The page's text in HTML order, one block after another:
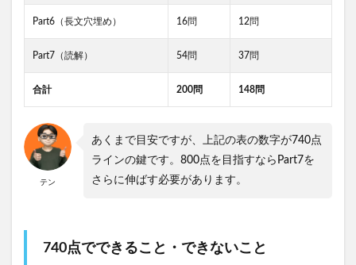
Part6（長文穴埋め） 16問 12問
Part7（読解） 54問 37問
合計 200問 148問
テン
あくまで目安ですが、上記の表の数字が740点
ラインの鍵です。800点を目指すならPart7を
さらに伸ばす必要があります。
740点でできること・できないこと